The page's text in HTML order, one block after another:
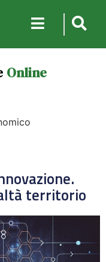
Online
territorio